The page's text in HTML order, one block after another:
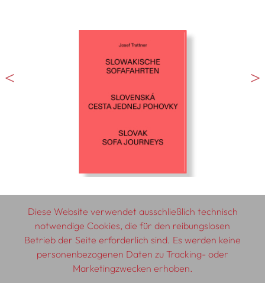
© 2026 SCHLEBRÜGGE.EDITOR
Diese Website verwendet ausschließlich technisch
notwendige Cookies, die für den reibungslosen
Betrieb der Seite erforderlich sind. Es werden keine
personenbezogenen Daten zu Tracking- oder
Marketingzwecken erhoben.